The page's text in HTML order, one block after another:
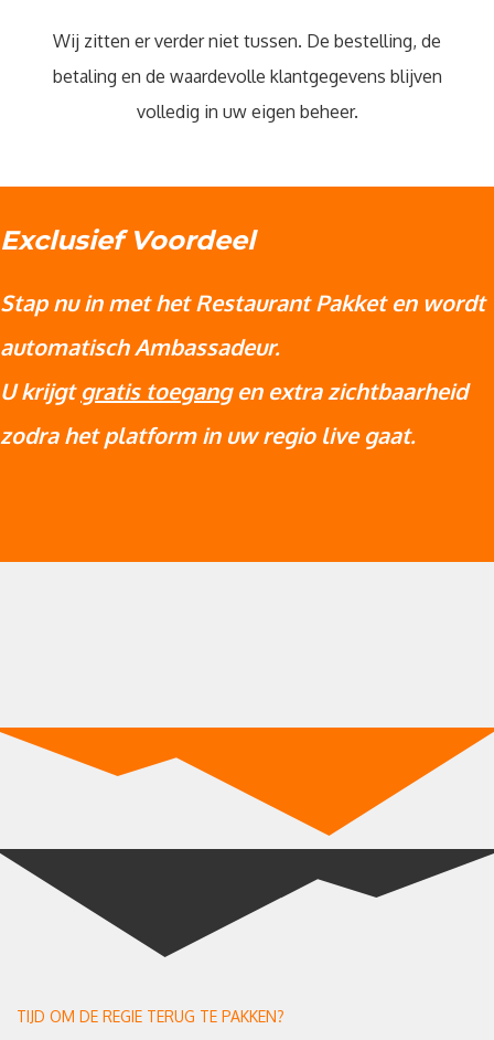
Wij zitten er verder niet tussen. De bestelling, de
betaling en de waardevolle klantgegevens blijven
volledig in uw eigen beheer.
Exclusief Voordeel
Stap nu in met het Restaurant Pakket en wordt
automatisch Ambassadeur.
U krijgtgratis toegangen extra zichtbaarheid
zodra het platform in uw regio live gaat.
TIJD OM DE REGIE TERUG TE PAKKEN?